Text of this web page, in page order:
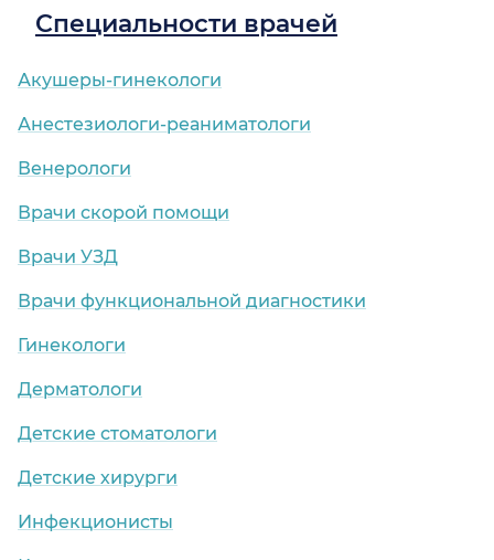
Специальности врачей
Акушеры-гинекологи
Анестезиологи-реаниматологи
Венерологи
Врачи скорой помощи
Врачи УЗД
Врачи функциональной диагностики
Гинекологи
Дерматологи
Детские стоматологи
Детские хирурги
Инфекционисты